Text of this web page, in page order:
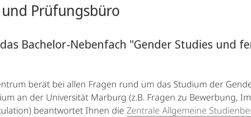
Prüfungsbüro
Bachelor-Nebenfach "Gender Studies und
berät bei allen Fragen rund um das Studium der
an der Universität Marburg (z.B. Fragen zu Bewerbung,
beantwortet Ihnen die Zentrale Allgemeine